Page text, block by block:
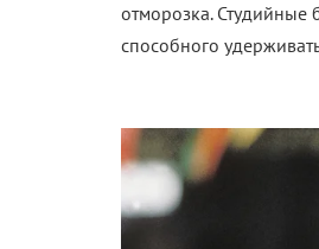
отморозка. Студийные
способного